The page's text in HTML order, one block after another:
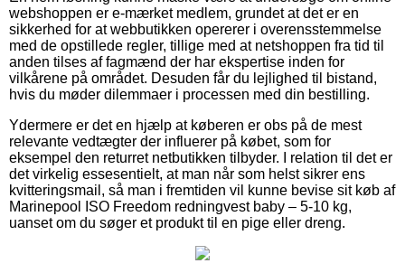
webshoppen er e-mærket medlem, grundet at det er en
sikkerhed for at webbutikken opererer i overensstemmelse
med de opstillede regler, tillige med at netshoppen fra tid til
anden tilses af fagmænd der har ekspertise inden for
vilkårene på området. Desuden får du lejlighed til bistand,
hvis du møder dilemmaer i processen med din bestilling.
Ydermere er det en hjælp at køberen er obs på de mest
relevante vedtægter der influerer på købet, som for
eksempel den returret netbutikken tilbyder. I relation til det er
det virkelig essesentielt, at man når som helst sikrer ens
kvitteringsmail, så man i fremtiden vil kunne bevise sit køb af
Marinepool ISO Freedom redningvest baby – 5-10 kg,
uanset om du søger et produkt til en pige eller dreng.